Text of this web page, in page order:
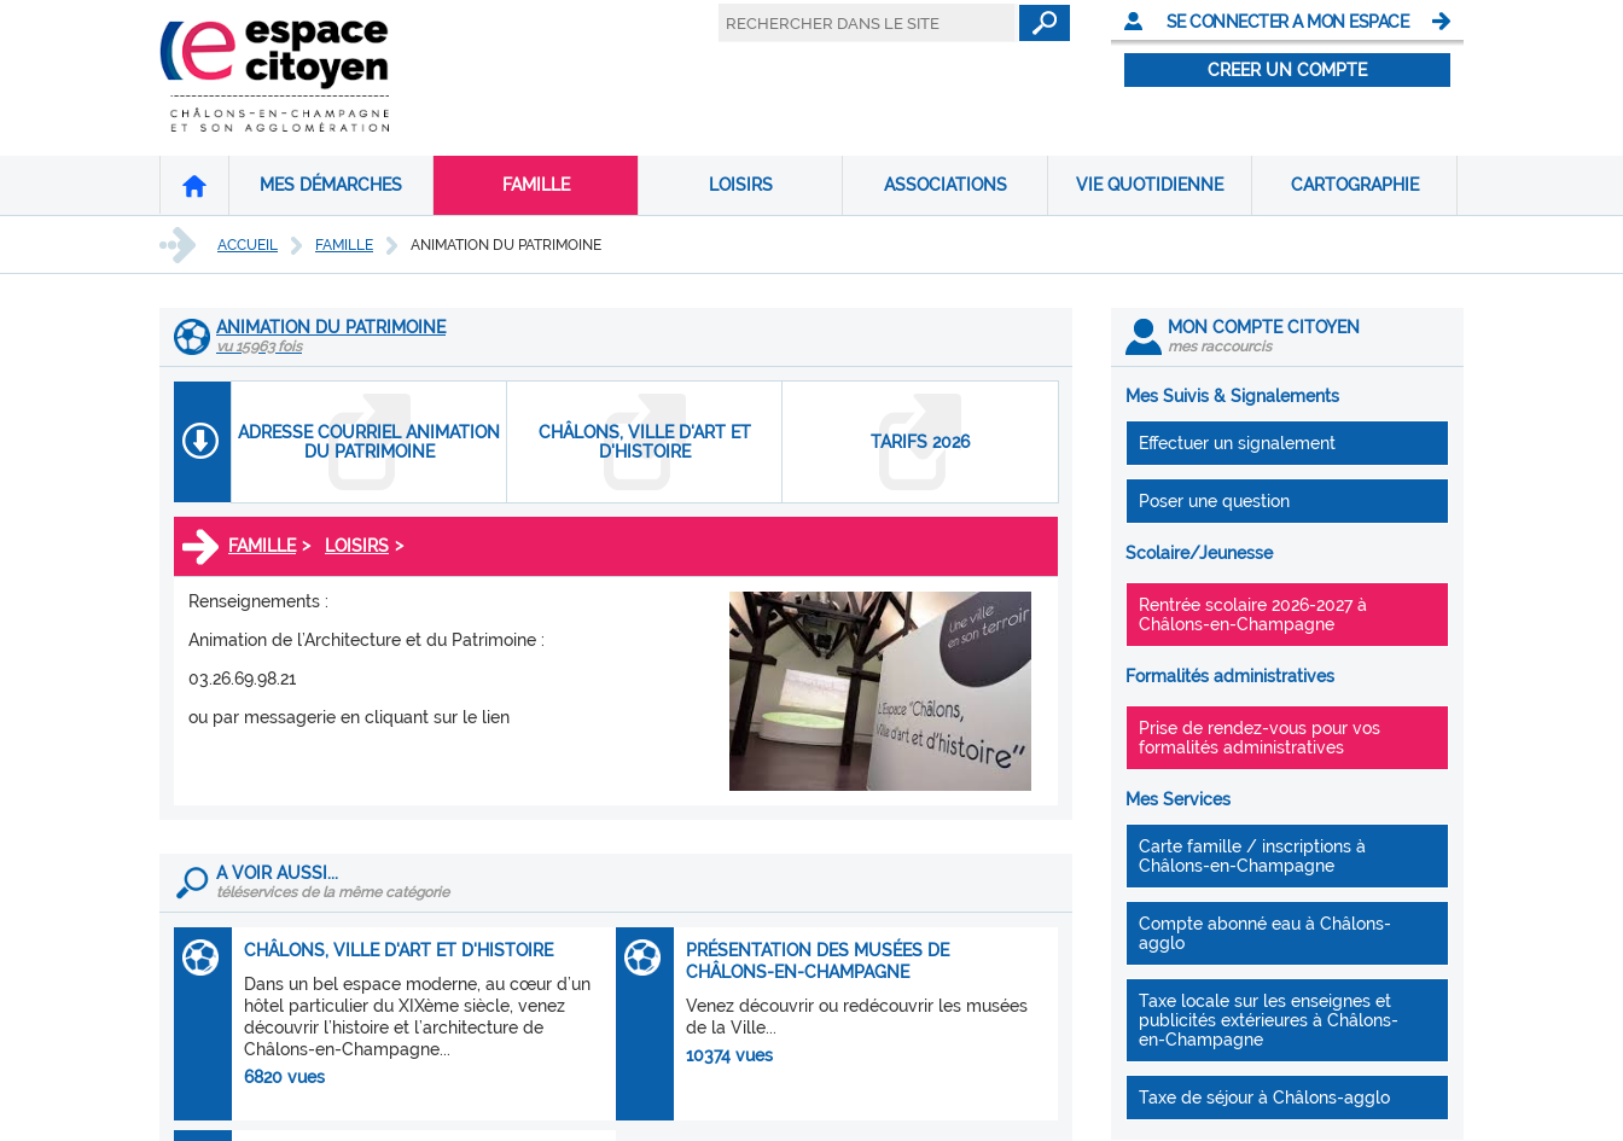
SE CONNECTER A MON ESPACE
CREER UN COMPTE
MES DÉMARCHES FAMILLE LOISIRS ASSOCIATIONS VIE QUOTIDIENNE CARTOGRAPHIE
ACCUEIL FAMILLE ANIMATION DU PATRIMOINE
ANIMATION DU PATRIMOINE
vu 15963 fois
ADRESSE COURRIEL ANIMATION
DU PATRIMOINE
CHÂLONS, VILLE D'ART ET
D'HISTOIRE
TARIFS 2026
FAMILLE > LOISIRS >
Renseignements :
Animation de l’Architecture et du Patrimoine :
03.26.69.98.21
ou par messagerie en cliquant sur le lien
A VOIR AUSSI...
téléservices de la même catégorie
CHÂLONS, VILLE D'ART ET D'HISTOIRE
Dans un bel espace moderne, au cœur d’un
hôtel particulier du XIXème siècle, venez
découvrir l’histoire et l’architecture de
Châlons-en-Champagne...
6820 vues
PRÉSENTATION DES MUSÉES DE
CHÂLONS-EN-CHAMPAGNE
Venez découvrir ou redécouvrir les musées
de la Ville...
10374 vues
MON COMPTE CITOYEN
mes raccourcis
Mes Suivis & Signalements
Effectuer un signalement
Poser une question
Scolaire/Jeunesse
Rentrée scolaire 2026-2027 à
Châlons-en-Champagne
Formalités administratives
Prise de rendez-vous pour vos
formalités administratives
Mes Services
Carte famille / inscriptions à
Châlons-en-Champagne
Compte abonné eau à Châlons-
agglo
Taxe locale sur les enseignes et
publicités extérieures à Châlons-
en-Champagne
Taxe de séjour à Châlons-agglo